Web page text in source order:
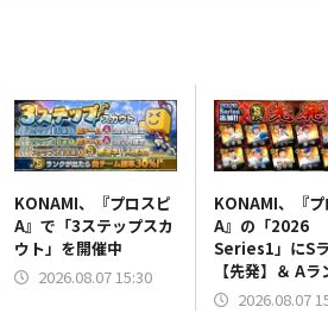
KONAMI、『プロスピ
A』で「3ステップスカ
ウト」を開催中
2026.08.07 15:30
KONAMI、『
A』の「2026
Series1」にS
【先発】＆ Aラ
【野手】新登
2026.08.07